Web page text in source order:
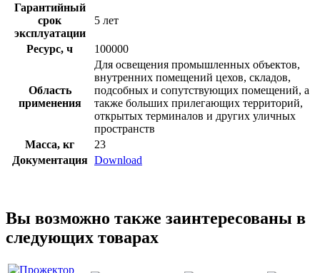
Гарантийный
срок
эксплуатации
5 лет
Ресурс, ч 100000
Область
применения
Для освещения промышленных объектов,
внутренних помещений цехов, складов,
подсобных и сопутствующих помещений, а
также больших прилегающих территорий,
открытых терминалов и других уличных
пространств
Масса, кг
23
Документация Download
Вы возможно также заинтересованы в
следующих товарах